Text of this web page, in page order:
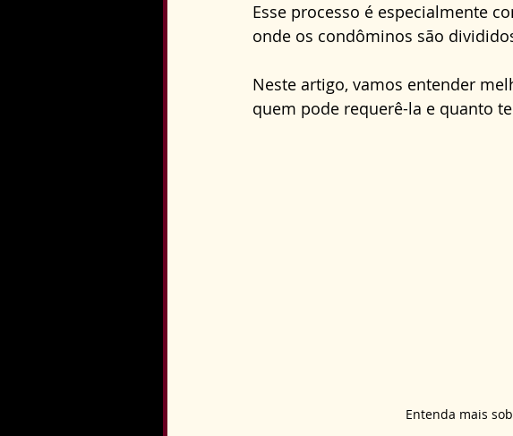
Esse processo é especialmente
onde os condôminos são
Neste artigo, vamos entender
quem pode requerê-la e quanto
Entenda mais